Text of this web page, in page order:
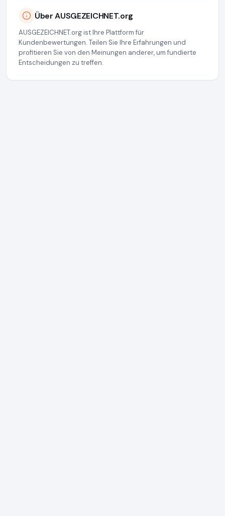
Über AUSGEZEICHNET.org
AUSGEZEICHNET.org ist Ihre Plattform für
Kundenbewertungen. Teilen Sie Ihre Erfahrungen und
profitieren Sie von den Meinungen anderer, um fundierte
Entscheidungen zu treffen.